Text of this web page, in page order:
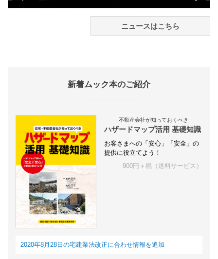
ニュースはこちら
新着ムック本のご紹介
不動産会社が知っておくべき
ハザードマップ活用 基礎知識
お客さまへの「安心」「安全」の
提供に役立てよう！
900円＋税（送料サービス）
2020年8月28日の宅建業法改正に合わせ情報を追加